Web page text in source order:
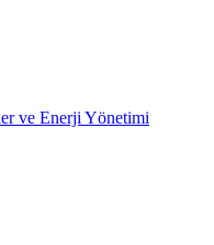
ve Enerji Yönetimi